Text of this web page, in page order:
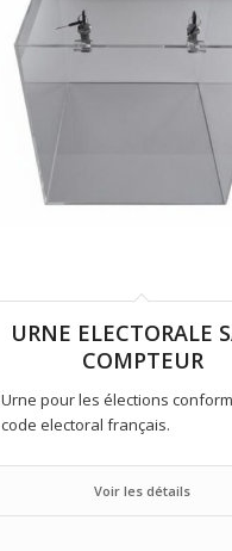
URNE ELECTORALE
COMPTEUR
Urne pour les élections
code electoral français.
Voir les détails